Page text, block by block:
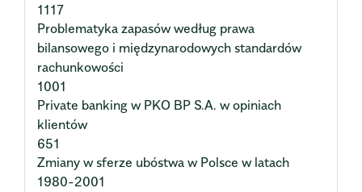
1117
Problematyka zapasów według prawa
bilansowego i międzynarodowych standardów
rachunkowości
1001
Private banking w PKO BP S.A. w opiniach
klientów
651
Zmiany w sferze ubóstwa w Polsce w latach
1980-2001